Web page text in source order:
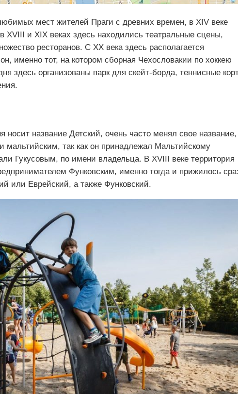
мест жителей Праги с древних времен, в XIV веке
XVIII и XIX веках здесь находились театральные сцены,
ресторанов. С XX века здесь располагается
именно тот, на котором сборная Чехословакии по хоккею
здесь организованы парк для скейт-борда, теннисные
носит название Детский, очень часто менял свое название,
мальтийским, так как он принадлежал Мальтийскому
Гукусовым, по имени владельца. В XVIII веке территория
Функовским, именно тогда и прижилось
или Еврейский, а также Функовский.